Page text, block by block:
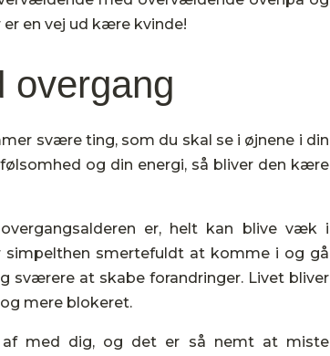
en vej ud kære kvinde!
overgang
svære ting, som du skal se i øjnene i din
og din energi, så bliver den kære
er, helt kan blive væk i
smertefuldt at komme i og gå
sværere at skabe forandringer. Livet bliver
mere blokeret.
af med dig, og det er så nemt at miste